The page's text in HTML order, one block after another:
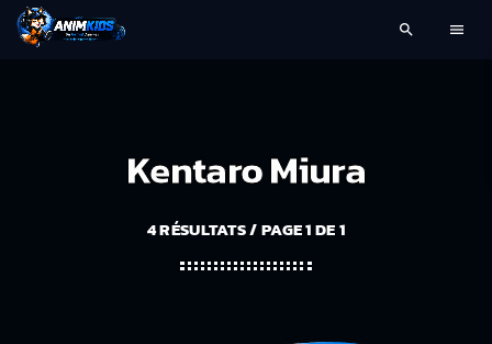
search menu
Kentaro Miura
4 RÉSULTATS / PAGE 1 DE 1